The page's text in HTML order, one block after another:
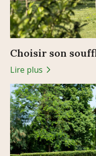
Choisir son
Lire plus